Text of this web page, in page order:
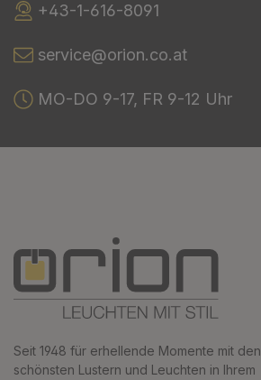
+43-1-616-8091
service@orion.co.at
MO-DO 9-17, FR 9-12 Uhr
Seit 1948 für erhellende Momente mit den
schönsten Lustern und Leuchten in Ihrem